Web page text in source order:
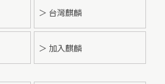
＞ 台灣麒麟
＞ 加入麒麟